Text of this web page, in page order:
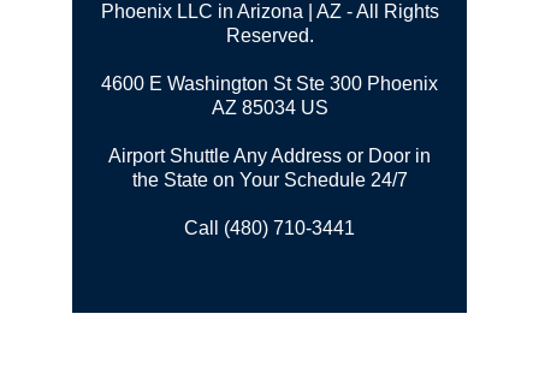
Phoenix LLC in Arizona | AZ - All Rights
Reserved.
4600 E Washington St Ste 300 Phoenix
AZ 85034 US
Airport Shuttle Any Address or Door in
the State on Your Schedule 24/7
Call (480) 710-3441